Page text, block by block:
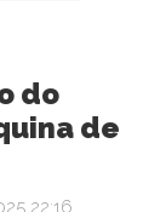
do
de
22:16